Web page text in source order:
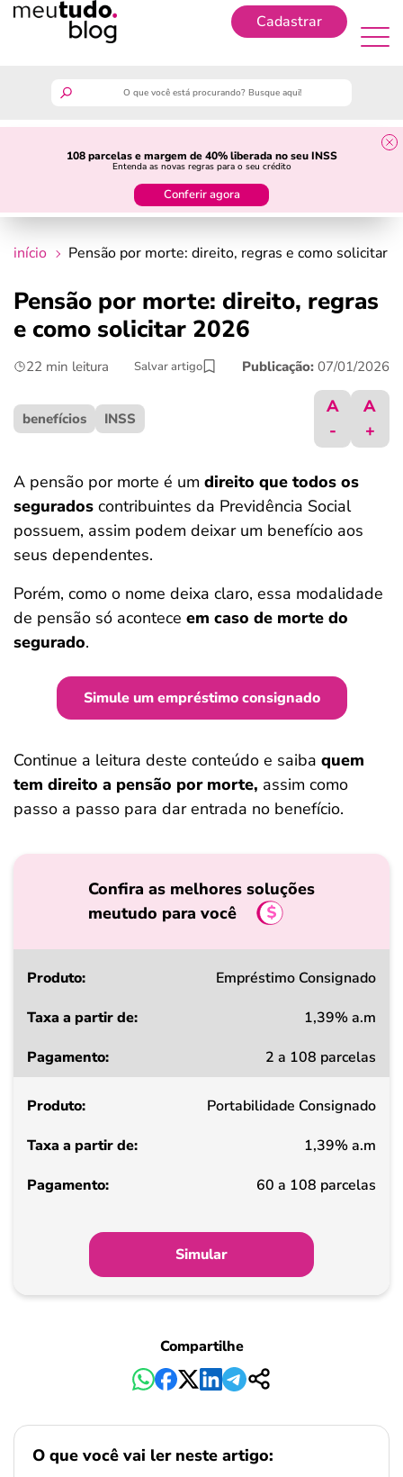
Cadastrar
108 parcelas e margem de 40% liberada no seu INSS
Entenda as novas regras para o seu crédito
Conferir agora
guia do trabalhador
crédito fácil
últimas notícias
ferramentas
início Pensão por morte: direito, regras e como solicitar
Pensão por morte: direito, regras
e como solicitar 2026
22 min leitura Salvar artigo Publicação: 07/01/2026
benefícios INSS
A
-
A
+
A pensão por morte é um direito que todos os
segurados contribuintes da Previdência Social
possuem, assim podem deixar um benefício aos
seus dependentes.
Porém, como o nome deixa claro, essa modalidade
de pensão só acontece em caso de morte do
segurado.
Simule um empréstimo consignado
Continue a leitura deste conteúdo e saiba quem
tem direito a pensão por morte, assim como
passo a passo para dar entrada no benefício.
Confira as melhores soluções
meutudo para você
Produto
a
de
Pagamento
Empréstimo Consignado
1,39% a.m
2 a 108 parcelas
Portabilidade Consignado
1,39% a.m
60 a 108 parcelas
Simular
Compartilhe
O que você vai ler neste artigo: